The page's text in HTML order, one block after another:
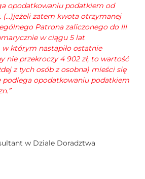
opodatkowaniu podatkiem od
(…)jeżeli zatem kwota otrzymanej
Patrona zaliczonego do III
w ciągu 5 lat
w którym nastąpiło ostatnie
nie przekroczy 4 902 zł, to wartość
z tych osób z osobna) mieści się
podlega opodatkowaniu podatkiem
w Dziale Doradztwa